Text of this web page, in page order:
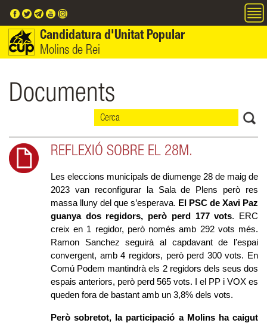
Candidatura d'Unitat Popular
Molins de Rei
Documents
REFLEXIÓ SOBRE EL 28M.
Les eleccions municipals de diumenge 28 de maig de
2023 van reconfigurar la Sala de Plens però res
massa lluny del que s’esperava. El PSC de Xavi Paz
guanya dos regidors, però perd 177 vots. ERC
creix en 1 regidor, però només amb 292 vots més.
Ramon Sanchez seguirà al capdavant de l’espai
convergent, amb 4 regidors, però perd 300 vots. En
Comú Podem mantindrà els 2 regidors dels seus dos
espais anteriors, però perd 565 vots. I el PP i VOX es
queden fora de bastant amb un 3,8% dels vots.
Però sobretot, la participació a Molins ha caigut